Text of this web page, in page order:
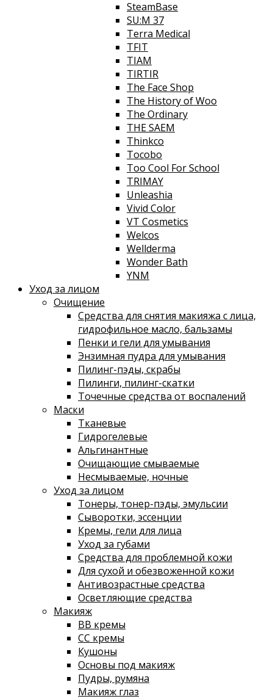
SteamBase
SU:M 37
Terra Medical
TFIT
TIAM
TIRTIR
The Face Shop
The History of Woo
The Ordinary
THE SAEM
Thinkco
Tocobo
Too Cool For School
TRIMAY
Unleashia
Vivid Color
VT Cosmetics
Welcos
Wellderma
Wonder Bath
YNM
Уход за лицом
Очищение
Средства для снятия макияжа с лица,
гидрофильное масло, бальзамы
Пенки и гели для умывания
Энзимная пудра для умывания
Пилинг-пэды, скрабы
Пилинги, пилинг-скатки
Точечные средства от воспалений
Маски
Тканевые
Гидрогелевые
Альгинантные
Очищающие смываемые
Несмываемые, ночные
Уход за лицом
Тонеры, тонер-пэды, эмульсии
Сыворотки, эссенции
Кремы, гели для лица
Уход за губами
Средства для проблемной кожи
Для сухой и обезвоженной кожи
Антивозрастные средства
Осветляющие средства
Макияж
ВВ кремы
СС кремы
Кушоны
Основы под макияж
Пудры, румяна
Макияж глаз